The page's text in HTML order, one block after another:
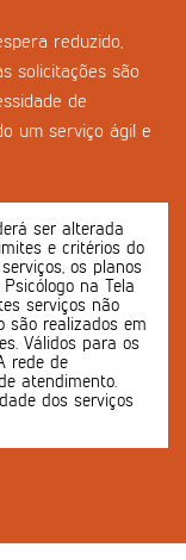
reduzido,
solicitações são
de
um serviço ágil e
ser alterada
e critérios do
os planos
na Tela
serviços não
são realizados em
Válidos para os
rede de
atendimento.
dos serviços